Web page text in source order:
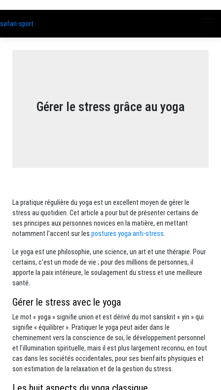
safari-sport
Gérer le stress grâce au yoga
La pratique régulière du yoga est un excellent moyen de gérer le
stress au quotidien. Cet article a pour but de présenter certains de
ses principes aux personnes novices en la matière, en mettant
notamment l’accent sur les postures yoga anti-stress
Le yoga est une philosophie, une science, un art et une thérapie. Pour
certains, c’est un mode de vie ; pour des millions de personnes, il
apporte la paix intérieure, le soulagement du stress et une meilleure
santé.
Gérer le stress avec le yoga
Le mot « yoga » signifie union et est dérivé du mot sanskrit « yin » qui
signifie « équilibrer ». Pratiquer le yoga peut aider dans le
cheminement vers la conscience de soi, le développement personnel
et l’illumination spirituelle, mais il est plus largement reconnu, en tout
cas dans les sociétés occidentales, pour ses bienfaits physiques et
son estimation de la relaxation et de la gestion du stress.